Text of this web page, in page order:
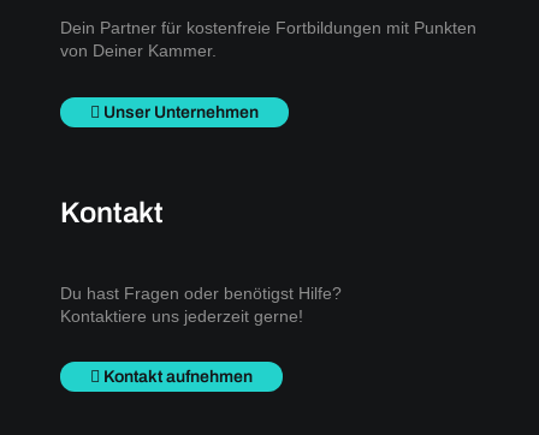
Dein Partner für kostenfreie Fortbildungen mit Punkten
von Deiner Kammer.
Unser Unternehmen
Kontakt
Du hast Fragen oder benötigst Hilfe?
Kontaktiere uns jederzeit gerne!
Kontakt aufnehmen